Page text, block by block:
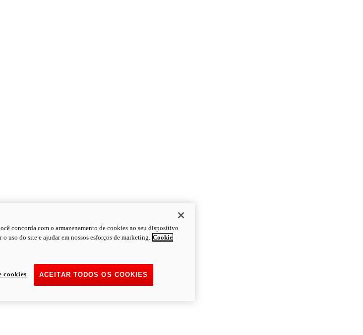
concorda com o armazenamento de cookies no seu dispositivo
uso do site e ajudar em nossos esforços de marketing. Cookie
ACEITAR TODOS OS COOKIES
cookies